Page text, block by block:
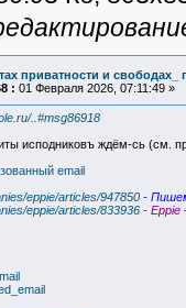
приватности и
: 01 Февраля 2026, 07:11:49 »
..#msg86918
исподниковъ ждём-сь (см.
email
eppie/articles/947850 -
eppie/articles/833936 -